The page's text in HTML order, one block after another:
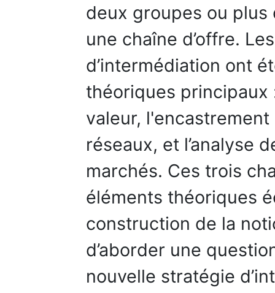
deux groupes ou plus
une chaîne d’offre.
d’intermédiation ont
théoriques principaux
valeur,
réseaux, et l’analyse
marchés. Ces trois
éléments théoriques
construction de la
d’aborder une
nouvelle stratégie